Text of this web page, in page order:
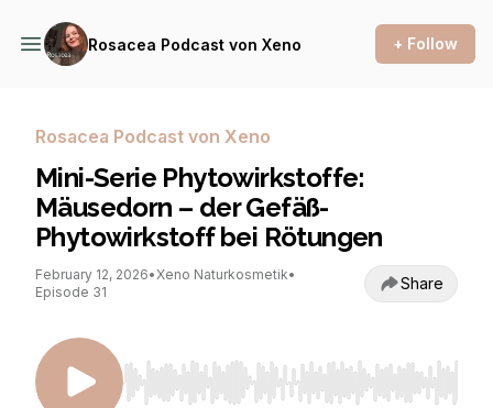
Rosacea Podcast von Xeno + Follow
Rosacea Podcast von Xeno
Mini-Serie Phytowirkstoffe:
Mäusedorn – der Gefäß-
Phytowirkstoff bei Rötungen
February 12, 2026•Xeno Naturkosmetik•
Episode 31
Share
Use Left/Right to seek, Home/End to jump to